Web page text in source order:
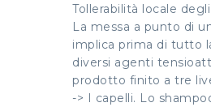
Tollerabilità locale
La messa a punto di
implica prima di tutto
diversi agenti
prodotto finito a tre
-> I capelli. Lo